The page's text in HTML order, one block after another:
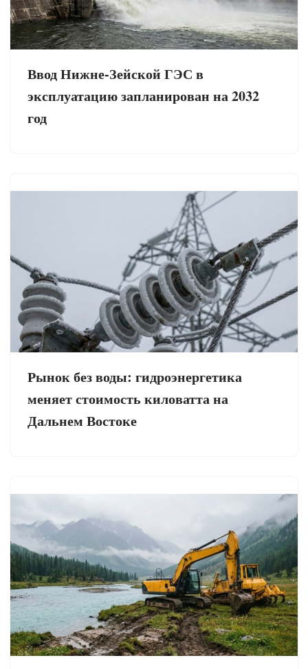
Ввод Нижне-Зейской ГЭС в
эксплуатацию запланирован на 2032
год
Рынок без воды: гидроэнергетика
меняет стоимость киловатта на
Дальнем Востоке